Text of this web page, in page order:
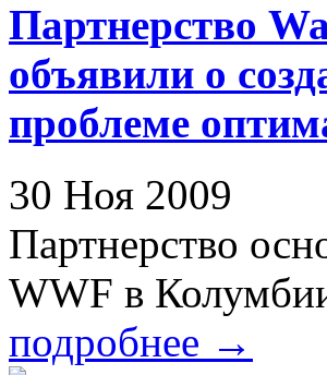
Партнерство
объявили о
проблеме
30 Ноя 2009
Партнерство
WWF в
подробнее →